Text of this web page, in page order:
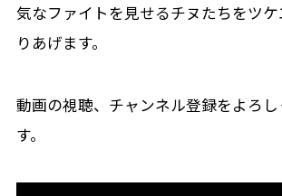
気なファイトを見せるチヌたちをツ
りあげます。
動画の視聴、チャンネル登録をよろ
す。